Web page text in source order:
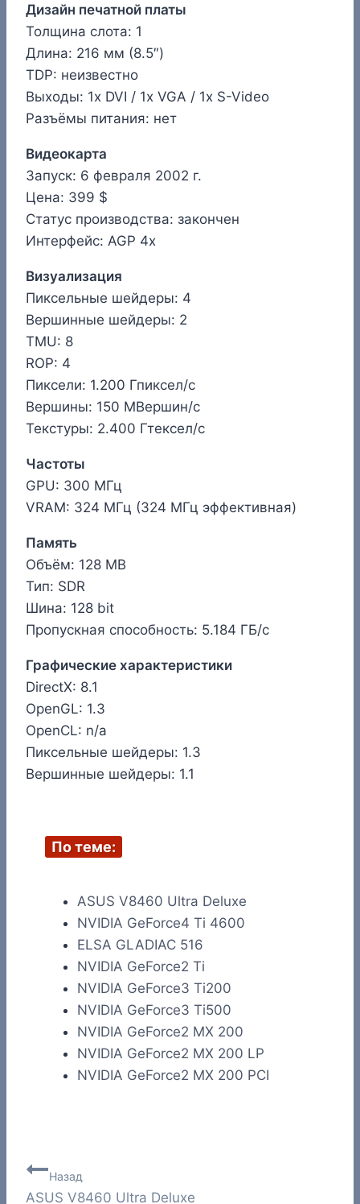
Дизайн печатной платы
Толщина слота: 1
Длина: 216 мм (8.5″)
TDP: неизвестно
Выходы: 1x DVI / 1x VGA / 1x S-Video
Разъёмы питания: нет
Видеокарта
Запуск: 6 февраля 2002 г.
Цена: 399 $
Статус производства: закончен
Интерфейс: AGP 4x
Визуализация
Пиксельные шейдеры: 4
Вершинные шейдеры: 2
TMU: 8
ROP: 4
Пиксели: 1.200 Гпиксел/с
Вершины: 150 МВершин/с
Текстуры: 2.400 Гтексел/с
Частоты
GPU: 300 МГц
VRAM: 324 МГц (324 МГц эффективная)
Память
Объём: 128 MB
Тип: SDR
Шина: 128 bit
Пропускная способность: 5.184 ГБ/с
Графические характеристики
DirectX: 8.1
OpenGL: 1.3
OpenCL: n/a
Пиксельные шейдеры: 1.3
Вершинные шейдеры: 1.1
По теме:
ASUS V8460 Ultra Deluxe
NVIDIA GeForce4 Ti 4600
ELSA GLADIAC 516
NVIDIA GeForce2 Ti
NVIDIA GeForce3 Ti200
NVIDIA GeForce3 Ti500
NVIDIA GeForce2 MX 200
NVIDIA GeForce2 MX 200 LP
NVIDIA GeForce2 MX 200 PCI
Навигация
Назад
ASUS V8460 Ultra Deluxe